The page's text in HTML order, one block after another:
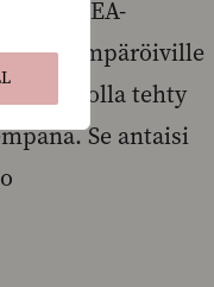
mm. IKEA-
ympäröiville
taholla tehty
Se antaisi